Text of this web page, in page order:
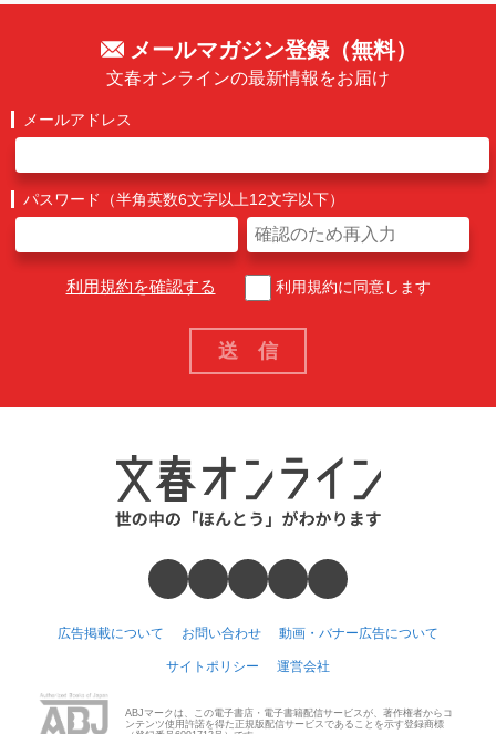
メールマガジン登録（無料）
文春オンラインの最新情報をお届け
メールアドレス
パスワード（半角英数6文字以上12文字以下）
利用規約を確認する 利用規約に同意します
広告掲載について お問い合わせ 動画・バナー広告について
サイトポリシー 運営会社
ABJマークは、この電子書店・電子書籍配信サービスが、著作権者からコ
ンテンツ使用許諾を得た正規版配信サービスであることを示す登録商標